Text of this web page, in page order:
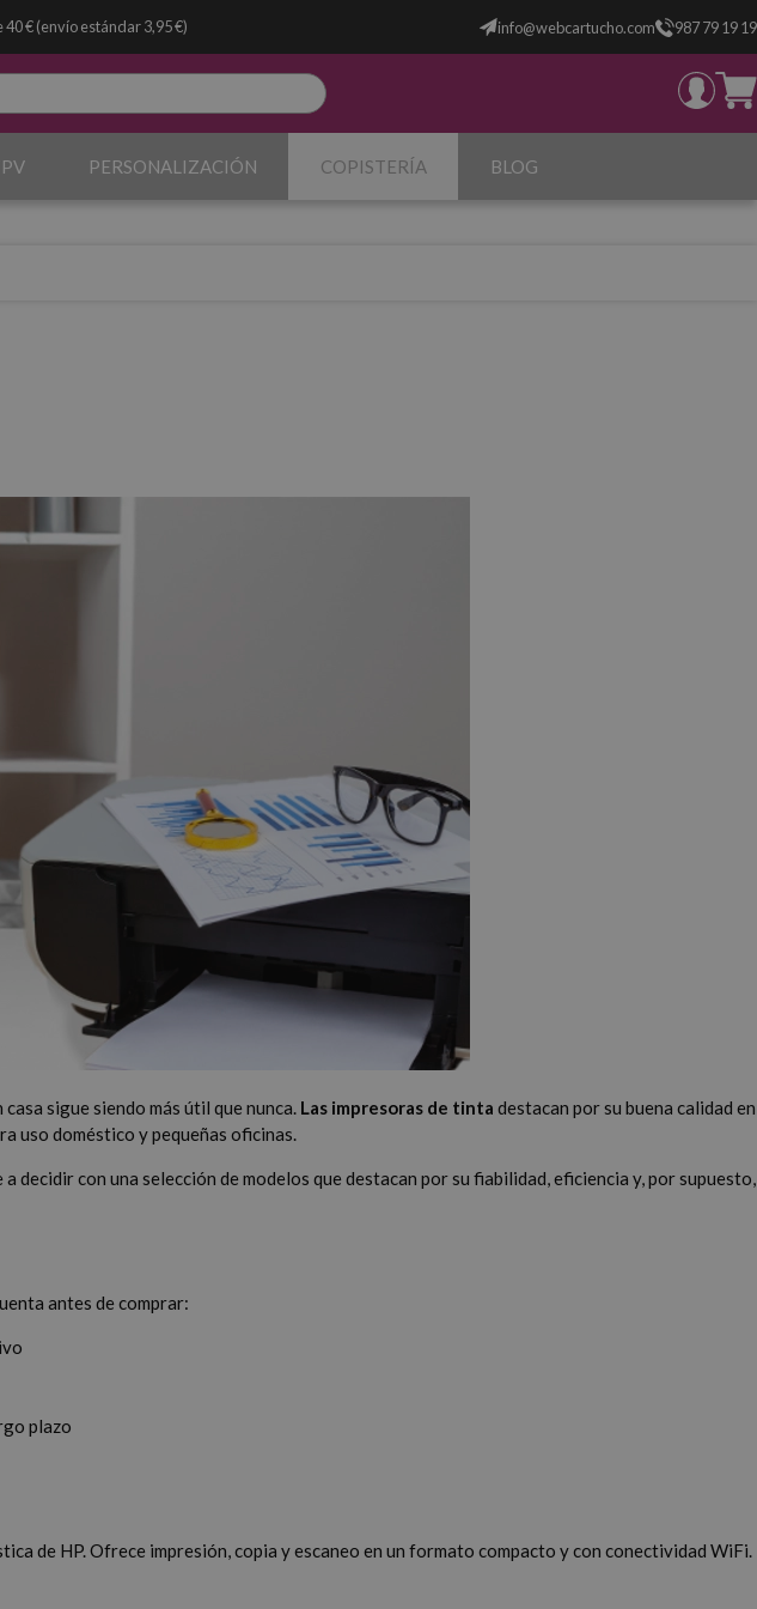
40 € (envío estándar 3,95 €) info@webcartucho.com 987 79 19 19
PERSONALIZACIÓN COPISTERÍA BLOG
sigue siendo más útil que nunca. Las impresoras de tinta destacan por su buena calidad en
uso doméstico y pequeñas oficinas.
decidir con una selección de modelos que destacan por su fiabilidad, eficiencia y, por supuesto,
antes de comprar:
plazo
de HP. Ofrece impresión, copia y escaneo en un formato compacto y con conectividad WiFi.